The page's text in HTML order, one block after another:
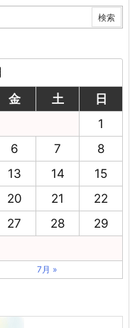
金 土
日
1
6 7
8
13 14
15
20 21
22
27 28
29
7月 »